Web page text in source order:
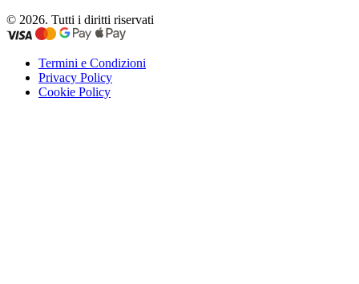
© 2026. Tutti i diritti riservati
Termini e Condizioni
Privacy Policy
Cookie Policy